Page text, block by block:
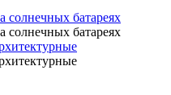
солнечных батареях
солнечных батареях